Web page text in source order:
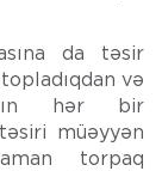
da təsir
və
hər bir
müəyyən
torpaq